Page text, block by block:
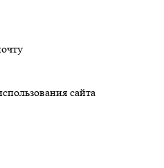
сайта